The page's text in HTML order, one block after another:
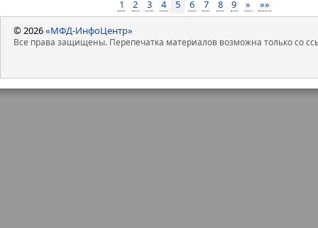
1
2 3 4 5 6 7 8 9 » »»
© 2026«МФД-ИнфоЦентр»
Все права защищены. Перепечатка материалов возможна только со